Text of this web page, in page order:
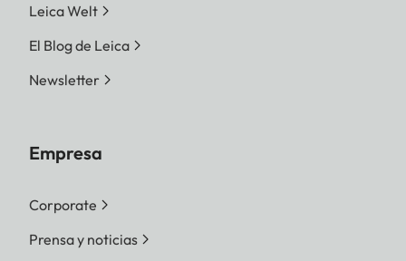
Leica Welt
El Blog de Leica
Newsletter
Empresa
Corporate
Prensa y noticias